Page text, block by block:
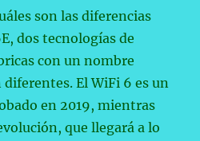
son las diferencias
dos tecnologías de
con un nombre
El WiFi 6 es un
en 2019, mientras
que llegará a lo